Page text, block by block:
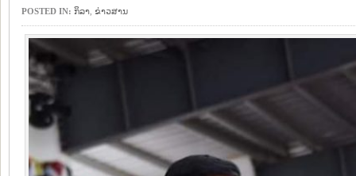
POSTED IN: ​ກິ​ລາ ​ຂ່າວ​ສານ